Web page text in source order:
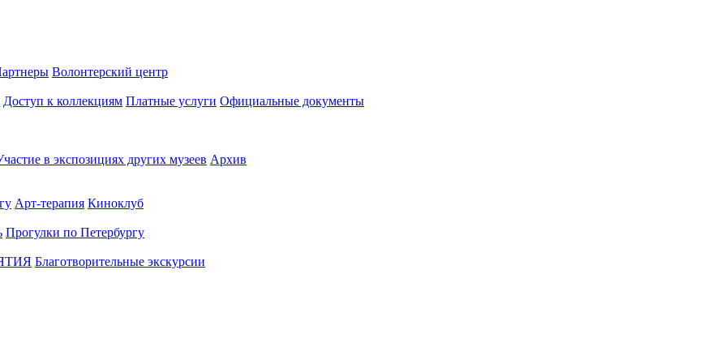
Волонтерский центр
Доступ к коллекциям Платные услуги Официальные документы
в экспозициях других музеев Архив
Арт-терапия Киноклуб
Прогулки по Петербургу
Благотворительные экскурсии